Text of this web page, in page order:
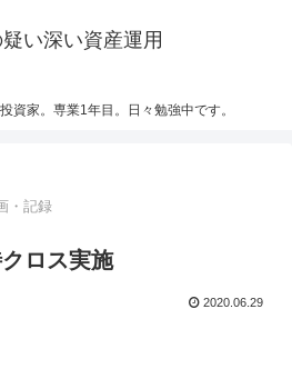
疑い深い資産運用
資家。専業1年目。日々勉強中です。
・記録
ロス実施
2020.06.29